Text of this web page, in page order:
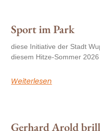
Sport im Park
diese Initiative der Stadt
diesem Hitze-Sommer
Weiterlesen
Gerhard Arold